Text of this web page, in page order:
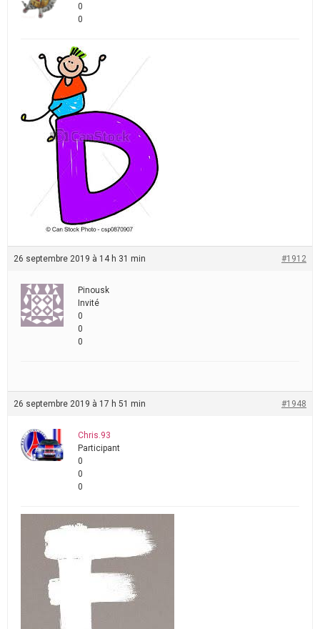
0
0
26 septembre 2019 à 14 h 31 min #1912
Pinousk
Invité
0
0
0
26 septembre 2019 à 17 h 51 min #1948
Chris.93
Participant
0
0
0